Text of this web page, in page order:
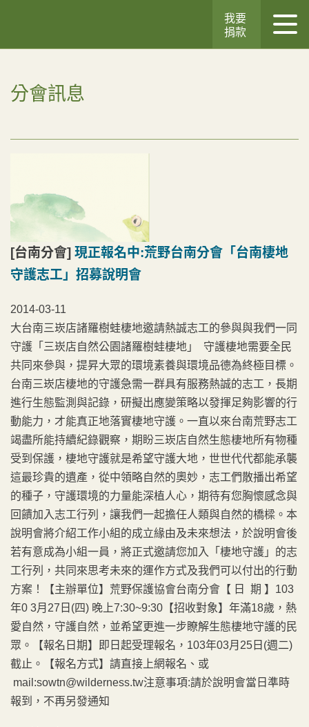
我要
捐款
分會訊息
[台南分會] 現正報名中:荒野台南分會「台南棲地
守護志工」招募說明會
2014-03-11
大台南三崁店諸羅樹蛙棲地邀請熱誠志工的參與與我們一同
守護「三崁店自然公園諸羅樹蛙棲地」 守護棲地需要全民
共同來參與，提昇大眾的環境素養與環境品德為終極目標。
台南三崁店棲地的守護急需一群具有服務熱誠的志工，長期
進行生態監測與記錄，研擬出應變策略以發揮足夠影響的行
動能力，才能真正地落實棲地守護。一直以來台南荒野志工
竭盡所能持續紀錄觀察，期盼三崁店自然生態棲地所有物種
受到保護，棲地守護就是希望守護大地，世世代代都能承襲
這最珍貴的遺產，從中領略自然的奧妙，志工們散播出希望
的種子，守護環境的力量能深植人心，期待有您胸懷感念與
回饋加入志工行列，讓我們一起擔任人類與自然的橋樑。本
說明會將介紹工作小組的成立緣由及未來想法，於說明會後
若有意成為小組一員，將正式邀請您加入「棲地守護」的志
工行列，共同來思考未來的運作方式及我們可以付出的行動
方案！【主辦單位】荒野保護協會台南分會【 日 期 】103
年0 3月27日(四) 晚上7:30~9:30【招收對象】年滿18歲，熱
愛自然，守護自然，並希望更進一步瞭解生態棲地守護的民
眾。【報名日期】即日起受理報名，103年03月25日(週二)
截止。【報名方式】請直接上網報名、或
mail:sowtn@wilderness.tw注意事項:請於說明會當日準時
報到，不再另發通知